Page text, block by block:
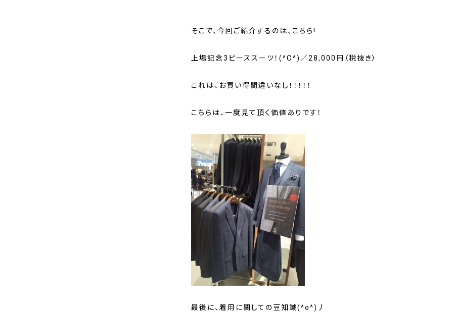
そこで、今回ご紹介するのは、こちら!
上場記念3ピーススーツ！(^O^)／28,000円（税抜き）
これは、お買い得間違いなし！！！！！
こちらは、一度見て頂く価値ありです！
最後に、着用に関しての豆知識(^o^)丿